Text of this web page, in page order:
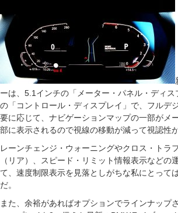
ーは、5.1インチの「メーター・パネル・ディ
の「コントロール・ディスプレイ」で、フルデ
要に応じて、ナビゲーションマップの一部がメ
部に表示されるので視線の移動が減って視認性が
レーンチェンジ・ウォーニングやクロス・トラ
（リア）、スピード・リミット情報表示などの
て、速度制限表示を見落としがちな私にとって
だ。
また、余裕があればオプションでラインナップ